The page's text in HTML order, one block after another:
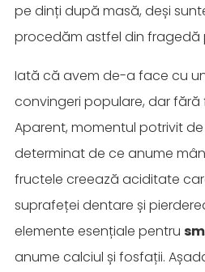
pe dinți după masă, deși
procedăm astfel din fragedă
Iată că avem de-a face cu
convingeri populare, dar
Aparent, momentul potrivit
determinat de ce anume
fructele creează aciditate
suprafeței dentare și
elemente esențiale pentru
anume calciul și fosfații.